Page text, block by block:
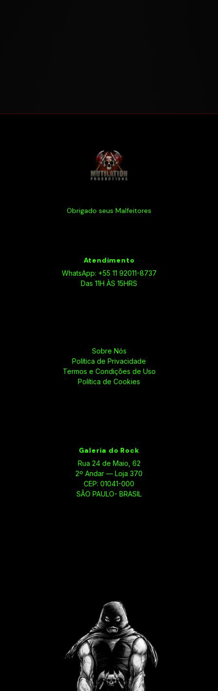
Obrigado seus Malfeitores
Atendimento
WhatsApp: +55 11 92011-8737
Das 11H ÀS 15HRS
Sobre Nós
Política de Privacidade
Termos e Condições de Uso
Política de Cookies
Galeria do Rock
Rua 24 de Maio, 62
2º Andar — Loja 370
CEP: 01041-000
SÃO PAULO- BRASIL